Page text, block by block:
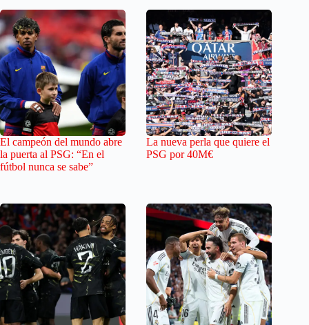
El campeón del mundo abre
la puerta al PSG: “En el
fútbol nunca se sabe”
La nueva perla que quiere el
PSG por 40M€